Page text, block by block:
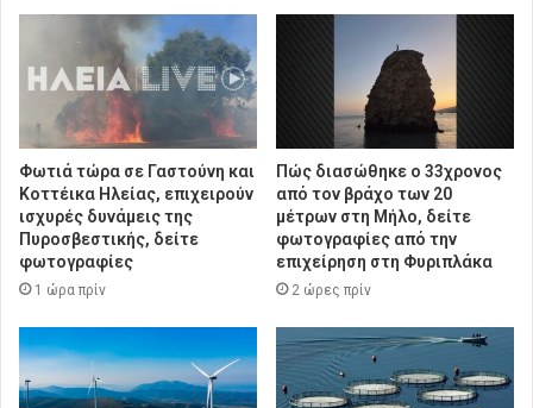
Φωτιά τώρα σε Γαστούνη και
Κοττέικα Ηλείας, επιχειρούν
ισχυρές δυνάμεις της
Πυροσβεστικής, δείτε
φωτογραφίες
1 ώρα πρίν
Πώς διασώθηκε ο 33χρονος
από τον βράχο των 20
μέτρων στη Μήλο, δείτε
φωτογραφίες από την
επιχείρηση στη Φυριπλάκα
2 ώρες πρίν